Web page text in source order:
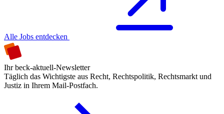
Alle Jobs entdecken
Ihr beck-aktuell-Newsletter
Täglich das Wichtigste aus Recht, Rechtspolitik, Rechtsmarkt und
Justiz in Ihrem Mail-Postfach.